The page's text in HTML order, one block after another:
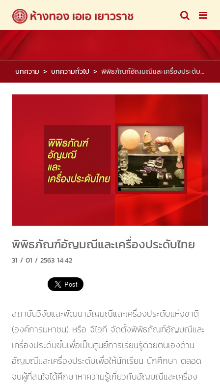
บทความ บทความทั่วไป พิพิธภัณฑ์อัญมณีและเครื่องประดับไทย
พิพิธภัณฑ์อัญมณีและเครื่องประดับไทย
31 / 01 / 2563 14:42
สถาบันวิจัยและพัฒนาอัญมณีและเครื่องประดับแห่งชาติ
(องค์การมหาชน) หรือ จีไอที จัดตั้งพิพิธภัณฑ์อัญมณีและ
เครื่องประดับขึ้นเพื่อเป็นศูนย์การเรียนรู้ด้วยตนเองด้าน
อัญมณีและเครื่องประดับเพื่อให้นักเรียน นักศึกษา ตลอด
จนผู้ที่สนใจได้ศึกษาหาความรู้เกี่ยวกับอัญมณีและเครื่อง